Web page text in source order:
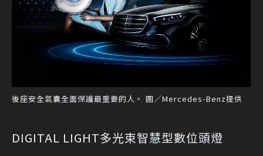
後座安全氣囊全面保護最重要的人。 圖／Mercedes-Benz提供
DIGITAL LIGHT多光束智慧型數位頭燈